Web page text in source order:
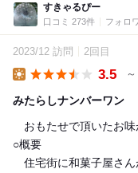
すきゃるぴー
口コミ 273件 フォロ
2023/12 訪問 2回目
3.5
みたらしナンバーワン
おもたせで頂いたお味
○概要
住宅街に和菓子屋さん